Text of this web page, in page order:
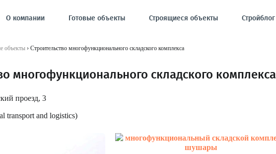
О компании Готовые объекты Строящиеся объекты Стройблог
объекты › Строительство многофункционального складского комплекса
многофункционального складского комплекса
проезд, 3
transport and logistics)